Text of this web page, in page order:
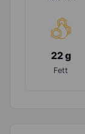
22 g
Fett